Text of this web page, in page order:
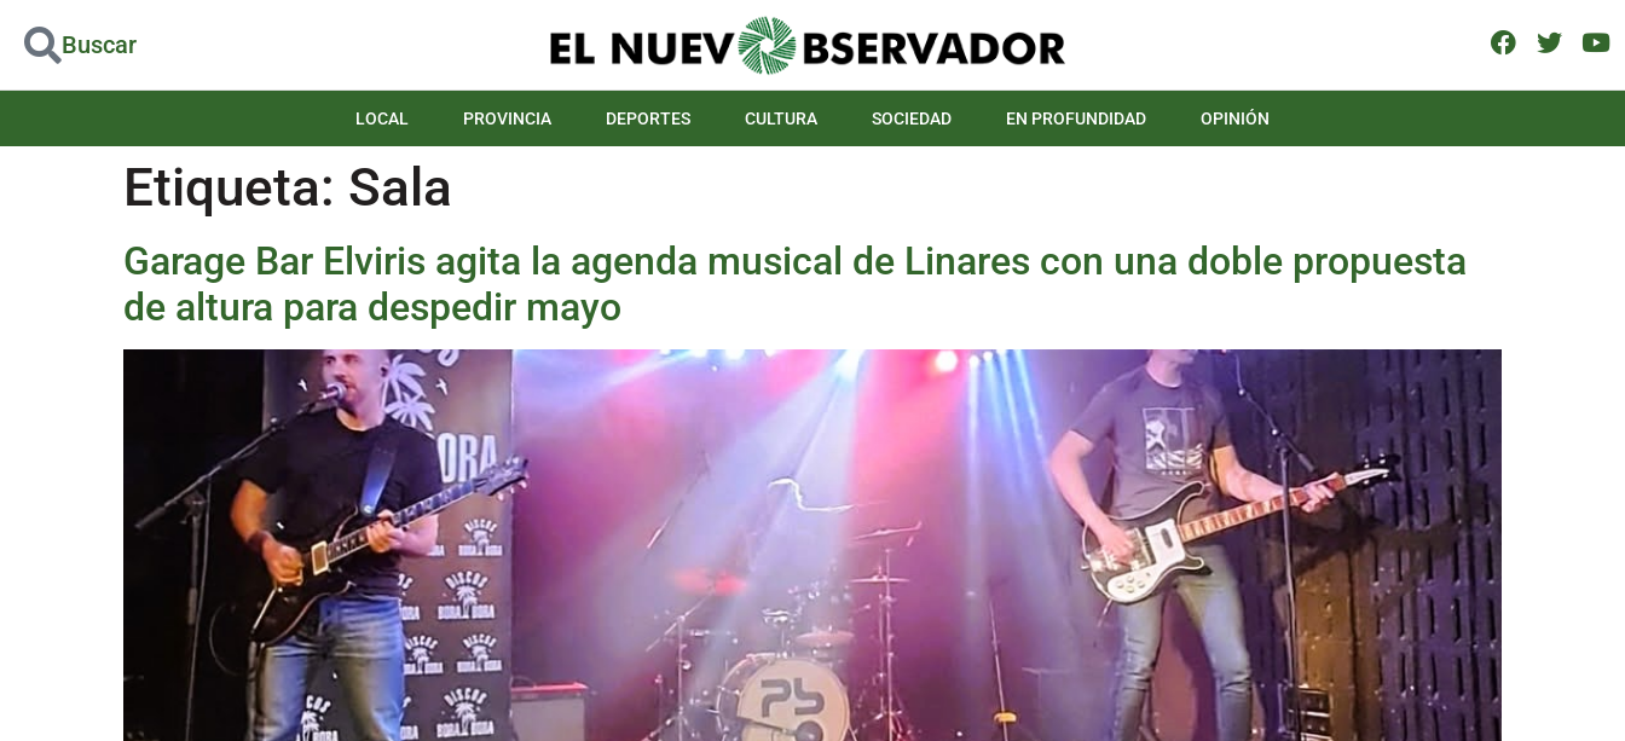
Buscar
LOCAL PROVINCIA DEPORTES CULTURA SOCIEDAD EN PROFUNDIDAD OPINIÓN
Etiqueta: Sala
Garage Bar Elviris agita la agenda musical de Linares con una doble propuesta
de altura para despedir mayo